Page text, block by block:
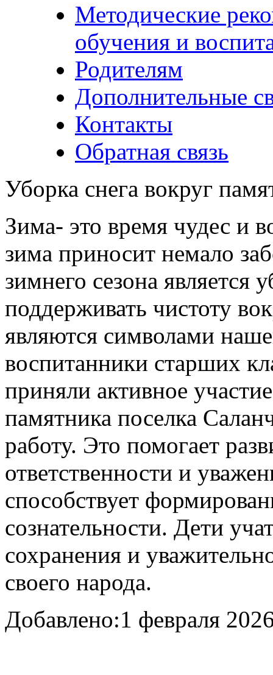
Методические
обучения и
Родителям
Дополнительные
Контакты
Обратная связь
Уборка снега вокруг
Зима- это время чудес и
зима приносит немало
зимнего сезона является
поддерживать чистоту
являются символами
воспитанники старших
приняли активное
памятника поселка
работу. Это помогает
ответственности и
способствует
сознательности. Дети
сохранения и
своего народа.
Добавлено:1 февраля